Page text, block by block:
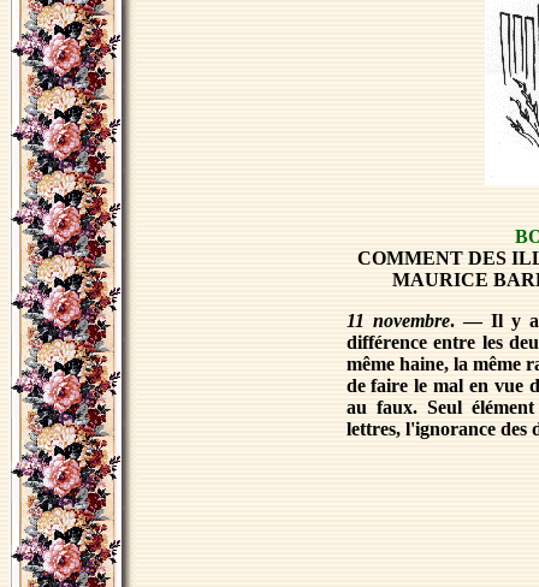
COMMENT DES
MAURICE
11 novembre. — Il y a
différence entre les
même haine, la même
de faire le mal en vue
au faux. Seul
lettres, l'ignorance des